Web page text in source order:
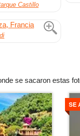
Castillo
se sacaron estas
SE
Ver